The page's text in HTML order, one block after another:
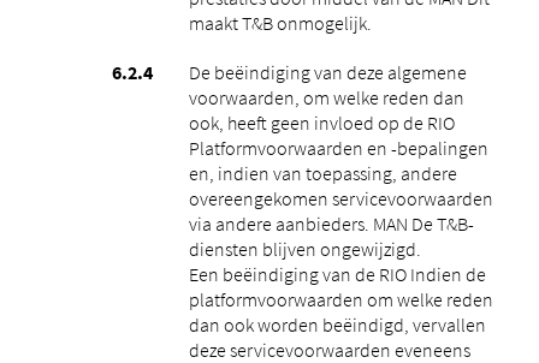
maakt T&B onmogelijk.
De beëindiging van deze algemene
voorwaarden, om welke reden dan
ook, heeft geen invloed op de RIO
Platformvoorwaarden en -bepalingen
en, indien van toepassing, andere
overeengekomen servicevoorwaarden
via andere aanbieders. MAN De T&B-
diensten blijven ongewijzigd.
Een beëindiging van de RIO Indien de
platformvoorwaarden om welke reden
dan ook worden beëindigd, vervallen
deze servicevoorwaarden eveneens